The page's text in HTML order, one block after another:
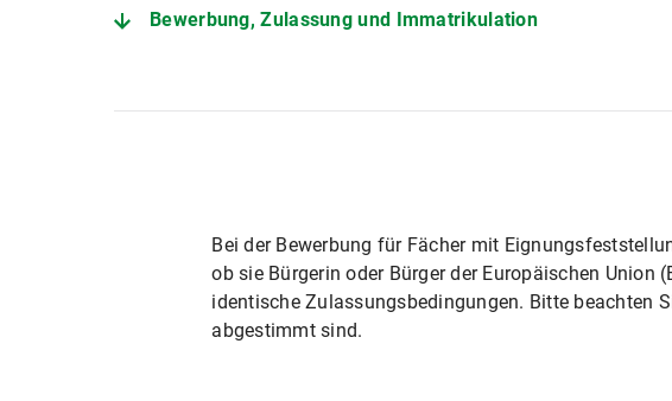
Bewerbung, Zulassung und Immatrikulation
Bei der Bewerbung für Fächer mit
ob sie Bürgerin oder Bürger der Europäischen Union
identische Zulassungsbedingungen. Bitte beachten
abgestimmt sind.